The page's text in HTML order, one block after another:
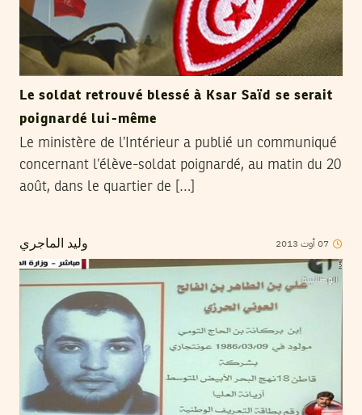
Le soldat retrouvé blessé à Ksar Saïd se serait
poignardé lui-même
Le ministère de l’Intérieur a publié un communiqué
concernant l’élève-soldat poignardé, au matin du 20
août, dans le quartier de […]
وليد الماجري 07أوت 2013